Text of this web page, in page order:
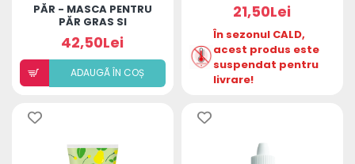
PĂR - MASCA PENTRU
PĂR GRAS SI
ANTIMATREATA
42,50Lei
ADAUGÃ ÎN COȘ
21,50Lei
În sezonul CALD,
acest produs este
suspendat pentru
livrare!